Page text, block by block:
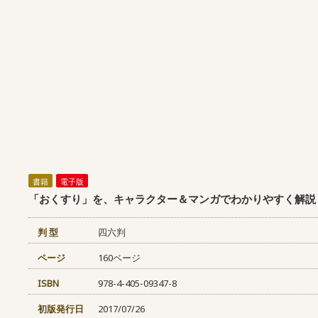
書籍 電子版
「おくすり」を、キャラクター＆マンガでわかりやすく解
判 型
四六判
ページ
160ページ
ISBN
978-4-405-09347-8
初版発行日
2017/07/26